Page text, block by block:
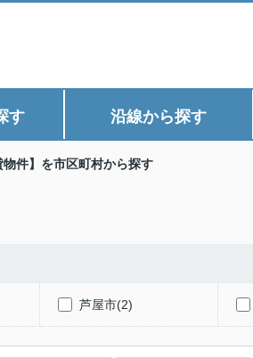
す 沿線から探す
物件】を市区町村から探す
芦屋市(2)